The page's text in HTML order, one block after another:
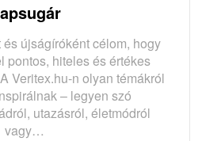
újságíróként célom, hogy
pontos, hiteles és értékes
Veritex.hu-n olyan témákról
– legyen szó
utazásról, életmódról
vagy…